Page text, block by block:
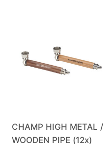
CHAMP HIGH METAL /
WOODEN PIPE (12x)